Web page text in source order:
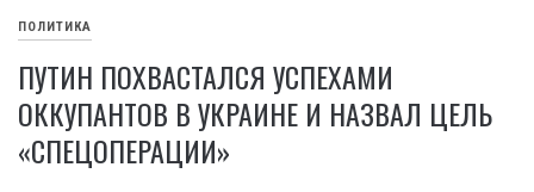
ПОЛИТИКА
ПУТИН ПОХВАСТАЛСЯ УСПЕХАМИ
ОККУПАНТОВ В УКРАИНЕ И НАЗВАЛ ЦЕЛЬ
«СПЕЦОПЕРАЦИИ»